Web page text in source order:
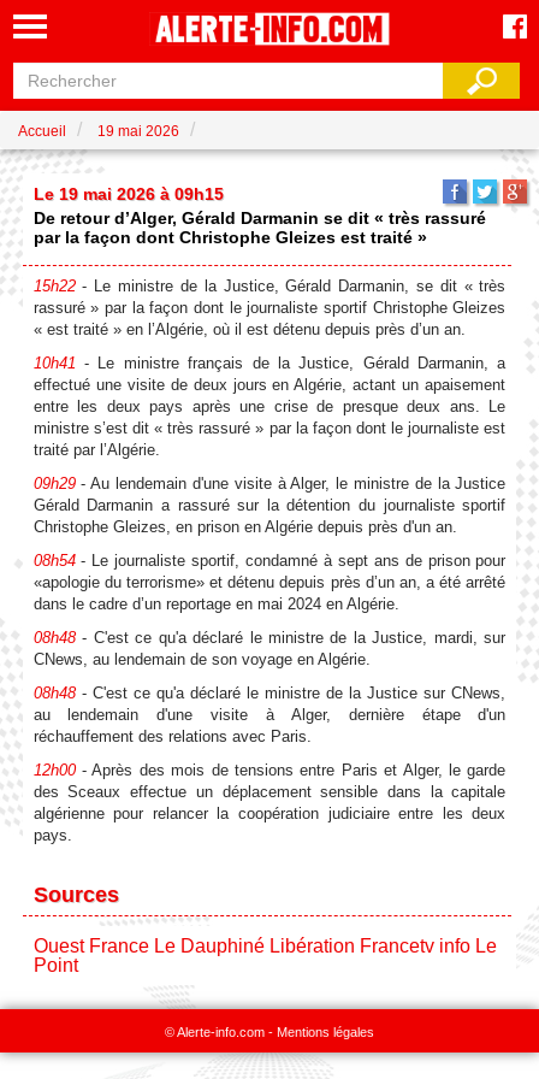
Accueil 19 mai 2026
Le 19 mai 2026 à 09h15
De retour d’Alger, Gérald Darmanin se dit « très rassuré
par la façon dont Christophe Gleizes est traité »
15h22- Le ministre de la Justice, Gérald Darmanin, se dit « très
rassuré » par la façon dont le journaliste sportif Christophe Gleizes
« est traité » en l’Algérie, où il est détenu depuis près d’un an.
10h41 - Le ministre français de la Justice, Gérald Darmanin, a
effectué une visite de deux jours en Algérie, actant un apaisement
entre les deux pays après une crise de presque deux ans. Le
ministre s’est dit « très rassuré » par la façon dont le journaliste est
traité par l’Algérie.
09h29- Au lendemain d'une visite à Alger, le ministre de la Justice
Gérald Darmanin a rassuré sur la détention du journaliste sportif
Christophe Gleizes, en prison en Algérie depuis près d'un an.
08h54- Le journaliste sportif, condamné à sept ans de prison pour
«apologie du terrorisme» et détenu depuis près d’un an, a été arrêté
dans le cadre d’un reportage en mai 2024 en Algérie.
08h48- C'est ce qu'a déclaré le ministre de la Justice, mardi, sur
CNews, au lendemain de son voyage en Algérie.
08h48- C'est ce qu'a déclaré le ministre de la Justice sur CNews,
au lendemain d'une visite à Alger, dernière étape d'un
réchauffement des relations avec Paris.
12h00- Après des mois de tensions entre Paris et Alger, le garde
des Sceaux effectue un déplacement sensible dans la capitale
algérienne pour relancer la coopération judiciaire entre les deux
pays.
Sources
Ouest France Le Dauphiné Libération Francetv info Le
Point
© Alerte-info.com - Mentions légales